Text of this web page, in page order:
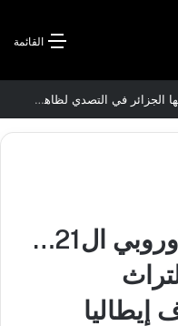
القائمة
سعيود:” إيطاليا تثمن الجهود التي تبذلها الجزائر في التصدي لظاهرة الهجرة غير الشرعية”
المهرجان الثقافي الأوروبي ال21…